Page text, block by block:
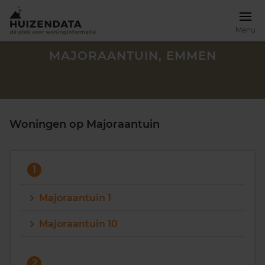
Menu
MAJORAANTUIN, EMMEN
Woningen op Majoraantuin
1
Majoraantuin 1
Majoraantuin 10